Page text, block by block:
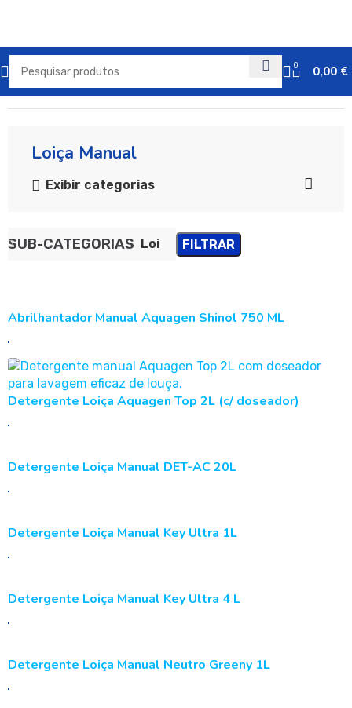
0 0,00 €
Início Detergentes Profissionais
Loiça Manual
Exibir categorias
SUB-CATEGORIAS Loiça Manual
FILTRAR
Abrilhantador Manual Aquagen Shinol 750 ML
Detergente Loiça Aquagen Top 2L (c/ doseador)
Detergente Loiça Manual DET-AC 20L
Detergente Loiça Manual Key Ultra 1L
Detergente Loiça Manual Key Ultra 4 L
Detergente Loiça Manual Neutro Greeny 1L